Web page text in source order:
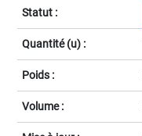
Statut :
Quantité (u) :
Poids :
Volume :